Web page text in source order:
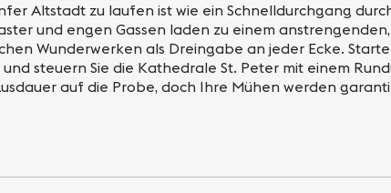
Altstadt zu laufen ist wie ein Schnelldurchgang
und engen Gassen laden zu einem
Wunderwerken als Dreingabe an jeder Ecke.
und steuern Sie die Kathedrale St. Peter mit einem
auf die Probe, doch Ihre Mühen werden